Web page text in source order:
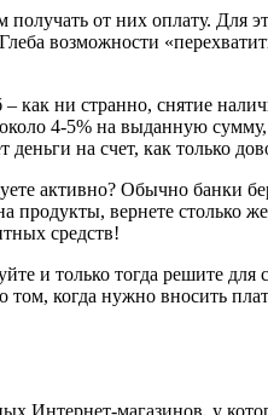
от них оплату.
возможности
как ни странно, снятие
4-5% на выданную
на счет, как только
активно? Обычно банки
вернете столько
средств!
и только тогда решите для
когда нужно вносить